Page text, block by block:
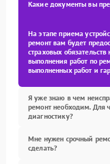
Какие документы вы
На этапе приема
ремонт вам будет
страховых
выполнения работ по
выполненных работ и
Я уже знаю в чем
ремонт необходим. Для
диагностику?
Мне нужен срочный
сделать?